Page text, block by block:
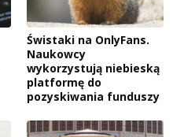
Świstaki na OnlyFans.
Naukowcy
wykorzystują niebieską
platformę do
pozyskiwania funduszy